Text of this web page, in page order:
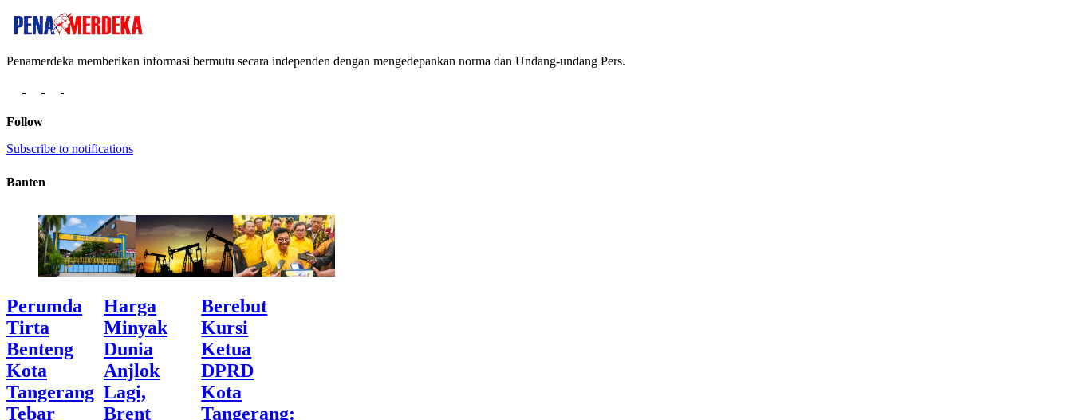
Penamerdeka memberikan informasi bermutu secara independen dengan mengedepankan norma dan Undang-undang Pers.
Follow
Subscribe to notifications
Banten
Perumda
Tirta
Benteng
Kota
Tangerang
Tebar
Harga
Minyak
Dunia
Anjlok
Lagi,
Brent
Berebut
Kursi
Ketua
DPRD
Kota
Tangerang: